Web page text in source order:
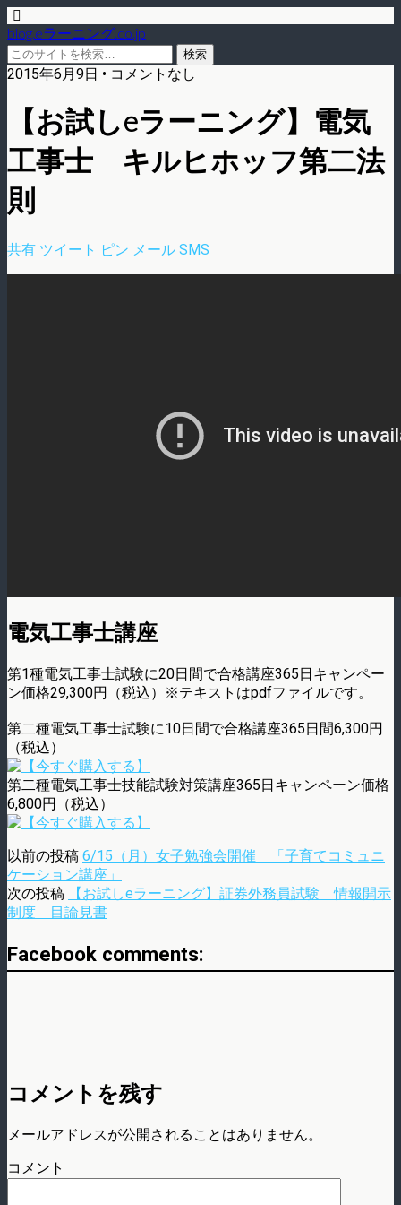
blog.eラーニング.co.jp
2015年6月9日 • コメントなし
【お試しeラーニング】電気
工事士 キルヒホッフ第二法
則
共有 ツイート ピン メール SMS
電気工事士講座
第1種電気工事士試験に20日間で合格講座365日キャンペー
ン価格29,300円（税込）※テキストはpdfファイルです。
第二種電気工事士試験に10日間で合格講座365日間6,300円
（税込）
第二種電気工事士技能試験対策講座365日キャンペーン価格
6,800円（税込）
以前の投稿 6/15（月）女子勉強会開催 「子育てコミュニ
ケーション講座」
次の投稿
【お試しeラーニング】証券外務員試験 情報開示
制度 目論見書
Facebook comments:
コメントを残す
メールアドレスが公開されることはありません。
コメント